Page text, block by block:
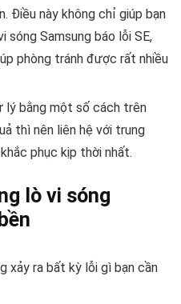
Điều này không chỉ giúp bạn
Samsung báo lỗi SE,
phòng tránh được rất nhiều
lý bằng một số cách trên
thì nên liên hệ với trung
phục kịp thời nhất.
lò vi sóng
xảy ra bất kỳ lỗi gì bạn cần